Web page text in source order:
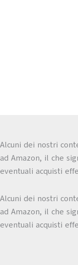
Alcuni dei nostri
ad Amazon, il che
eventuali acquisti
Alcuni dei nostri
ad Amazon, il che
eventuali acquisti